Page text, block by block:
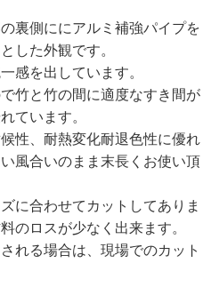
裏側ににアルミ補強パイプを
した外観です。
感を出しています。
竹と竹の間に適度なすき間が
ています。
性、耐熱変化耐退色性に優れ
風合いのまま末長くお使い頂
に合わせてカットしてありま
のロスが少なく出来ます。
れる場合は、現場でのカット